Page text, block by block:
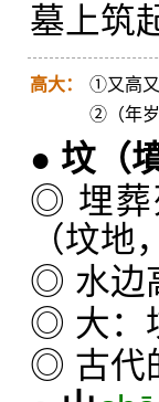
墓上筑
高大：
①又高又
②（年岁
● 坟 （
◎ 埋葬
（坟地
◎ 水边
◎ 大：
◎ 古代